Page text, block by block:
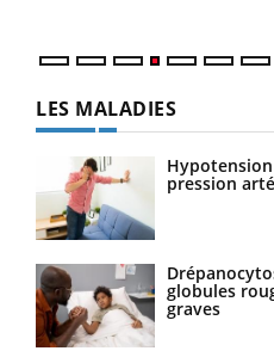
LES MALADIES
pression
globules
graves